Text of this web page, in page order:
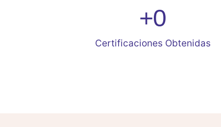
Certificaciones Obtenidas
+0